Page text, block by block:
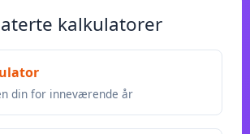
kalkulatorer
din for inneværende år